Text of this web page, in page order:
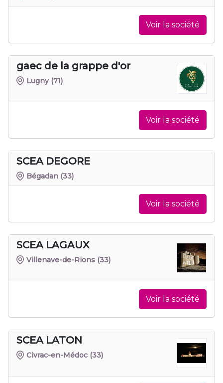
Voir la société
gaec de la grappe d'or
Lugny (71)
Voir la société
SCEA DEGORE
Bégadan (33)
Voir la société
SCEA LAGAUX
Villenave-de-Rions (33)
Voir la société
SCEA LATON
Civrac-en-Médoc (33)